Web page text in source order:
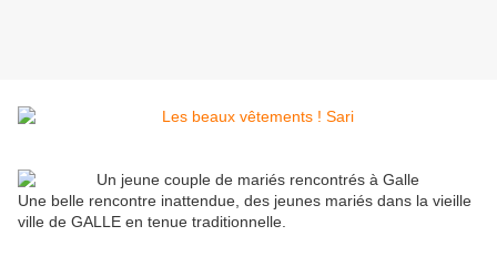
Une belle rencontre inattendue, des jeunes mariés dans la vieille
ville de GALLE en tenue traditionnelle.